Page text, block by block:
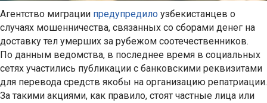
Агентство миграции предупредило узбекистанцев о
случаях мошенничества, связанных со сборами денег на
доставку тел умерших за рубежом соотечественников.
По данным ведомства, в последнее время в социальных
сетях участились публикации с банковскими реквизитами
для перевода средств якобы на организацию репатриации.
За такими акциями, как правило, стоят частные лица или